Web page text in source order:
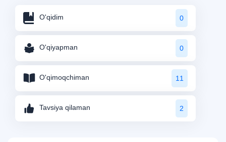
O'qidim 0
O'qiyapman 0
O'qimoqchiman 11
Tavsiya qilaman 2